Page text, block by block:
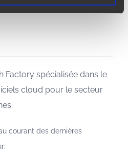
Factory spécialisée dans le
cloud pour le secteur
courant des dernières